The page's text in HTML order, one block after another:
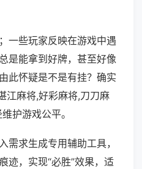
一些玩家反映在游戏中遇
是能拿到好牌，甚至好像
此怀疑是不是有挂？确实
江麻将,好彩麻将,刀刀麻
护游戏公平。
需求生成专用辅助工具，
迹，实现“必胜”效果，适